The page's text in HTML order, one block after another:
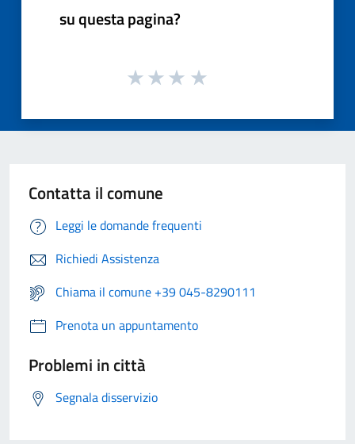
su questa pagina?
Contatta il comune
Leggi le domande frequenti
Richiedi Assistenza
Chiama il comune +39 045-8290111
Prenota un appuntamento
Problemi in città
Segnala disservizio